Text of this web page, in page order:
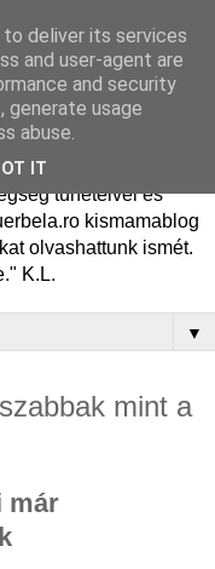
főorvos, 50 éves
tüneteivel és
kismamablog
olvashattunk ismét.
K.L.
▼
mint a
már
deliver its services
and user-agent are
and security
generate usage
abuse.
IT